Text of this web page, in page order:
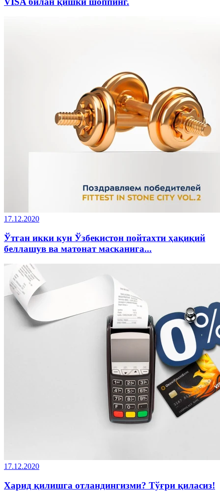
17.12.2020
Ўтган икки кун Ўзбекистон пойтахти ҳақиқий
беллашув ва матонат масканига...
17.12.2020
Харид қилишга отландингизми? Тўғри қиласиз!